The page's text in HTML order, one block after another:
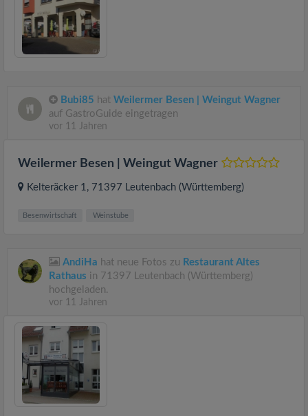
Bubi85 hat Weilermer Besen | Weingut Wagner
auf GastroGuide eingetragen
vor 11 Jahren
Weilermer Besen | Weingut Wagner
Kelteräcker 1 , 71397 Leutenbach (Württemberg)
Besenwirtschaft Weinstube
AndiHa hat neue Fotos zu Restaurant Altes
Rathaus in 71397 Leutenbach (Württemberg)
hochgeladen.
vor 11 Jahren